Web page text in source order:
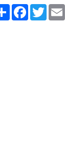
PartagerFacebook
Twitter